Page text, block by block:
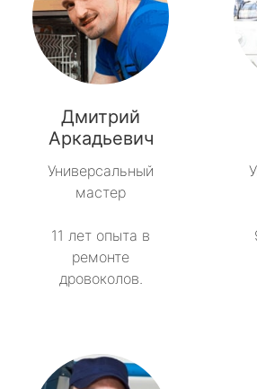
Дмитрий
Аркадьевич
Универсальный
мастер
11 лет опыта в
ремонте
дровоколов.